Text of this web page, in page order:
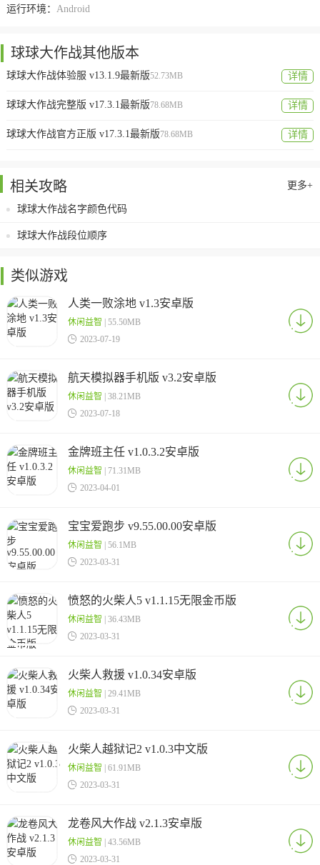
运行环境： Android
球球大作战其他版本
球球大作战体验服 v13.1.9最新版52.73MB 详情
球球大作战完整版 v17.3.1最新版78.68MB 详情
球球大作战官方正版 v17.3.1最新版78.68MB 详情
相关攻略 更多+
球球大作战名字颜色代码
球球大作战段位顺序
类似游戏
人类一败涂地 v1.3安卓版
休闲益智 | 55.50MB
 2023-07-19
航天模拟器手机版 v3.2安卓版
休闲益智 | 38.21MB
 2023-07-18
金牌班主任 v1.0.3.2安卓版
休闲益智 | 71.31MB
 2023-04-01
宝宝爱跑步 v9.55.00.00安卓版
休闲益智 | 56.1MB
 2023-03-31
愤怒的火柴人5 v1.1.15无限金币版
休闲益智 | 36.43MB
 2023-03-31
火柴人救援 v1.0.34安卓版
休闲益智 | 29.41MB
 2023-03-31
火柴人越狱记2 v1.0.3中文版
休闲益智 | 61.91MB
 2023-03-31
龙卷风大作战 v2.1.3安卓版
休闲益智 | 43.56MB
 2023-03-31